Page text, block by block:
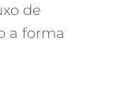
de
a forma